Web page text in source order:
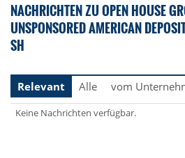
NACHRICHTEN ZU OPEN HOUSE
UNSPONSORED AMERICAN
SH
Relevant
Alle vom
Keine Nachrichten verfügbar.